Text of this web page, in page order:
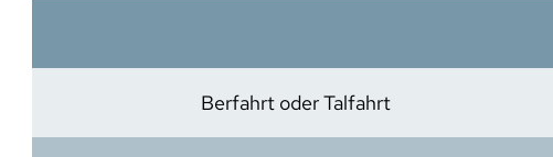
Berfahrt oder Talfahrt